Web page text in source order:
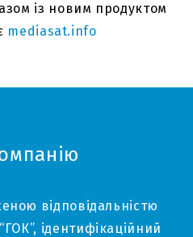
із новим продуктом
mediasat.info
відповідальністю
ідентифікаційний